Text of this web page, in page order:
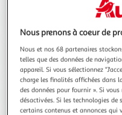
Comment activer ma
J'ai perdu ma carte de
Comment rattacher /
fidélité à mon compte
Nous prenons à coeur de
Nous et nos 68 partenaires
telles que des données de
appareil. Si vous sélectionnez
charge les finalités affichées dans
des données pour fournir ». Si
désactivées. Si les technologies
certains contenus et annonces qui